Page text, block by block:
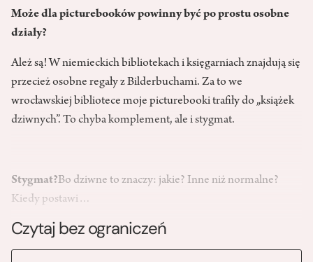
Może dla picturebooków powinny być po prostu osobne
działy?
Ależ są! W niemieckich bibliotekach i księgarniach znajdują się
przecież osobne regały z Bilderbuchami. Za to we
wrocławskiej bibliotece moje picturebooki trafiły do „książek
dziwnych”. To chyba komplement, ale i stygmat.
Stygmat?Bo dziwne to znaczy: jakie? Inne niż normalne?
Kiedy postawi…
Czytaj bez ograniczeń